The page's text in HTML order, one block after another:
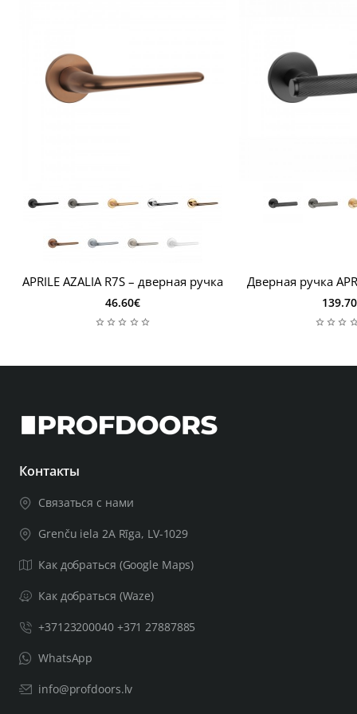
- 2 винта с отверстием M4;
- 2 винта с шестигранной головкой и шестигранный
ключ на 3 мм;
оставьте важную информацию в примечаниях к
Монтажный комплект будет адаптирован к вашим
APRILE AZALIA R7S – дверная ручка
46.60€
Дверная ручка
Контакты
Связаться с нами
Grenču iela 2A Rīga, LV-1029
Как добраться (Google Maps)
Как добраться (Waze)
+37123200040 +371 27887885
WhatsApp
info@profdoors.lv